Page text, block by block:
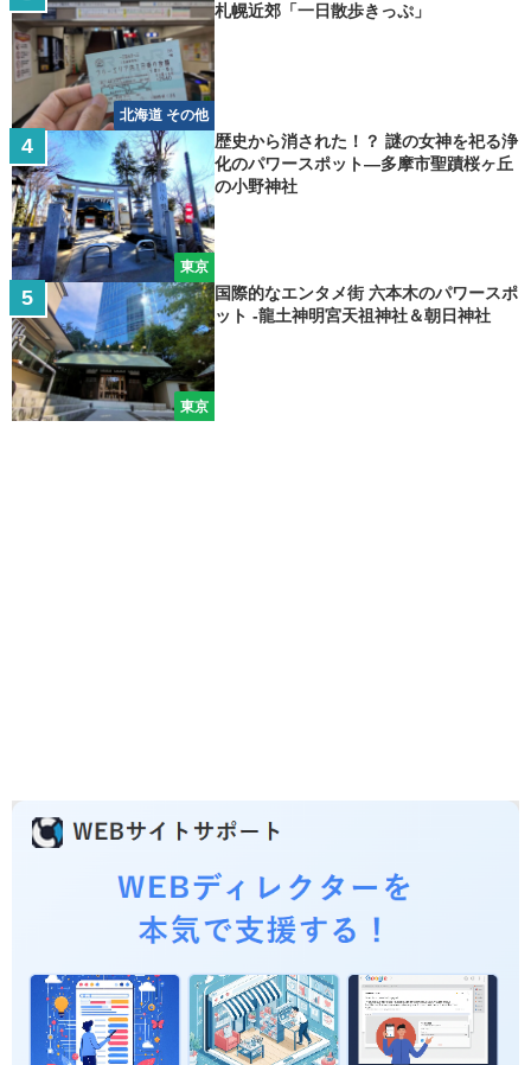
北海道 その他
札幌近郊「一日散歩きっぷ」
東京
歴史から消された！？ 謎の女神を祀る浄
化のパワースポット―多摩市聖蹟桜ヶ丘
の小野神社
東京
国際的なエンタメ街 六本木のパワースポ
ット -龍土神明宮天祖神社＆朝日神社